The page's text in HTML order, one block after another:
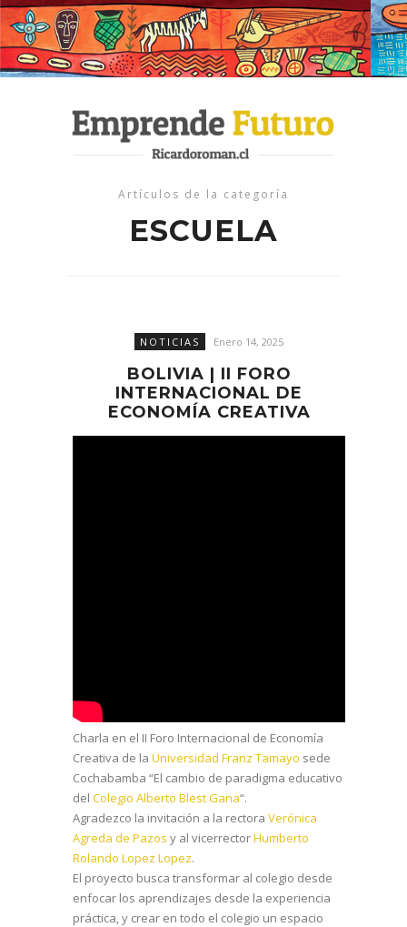
Artículos de la categoría
ESCUELA
NOTICIAS Enero 14, 2025
BOLIVIA | II FORO
INTERNACIONAL DE
ECONOMÍA CREATIVA
Charla en el II Foro Internacional de Economía
Creativa de la Universidad Franz Tamayo sede
Cochabamba “El cambio de paradigma educativo
del Colegio Alberto Blest Gana“.
Agradezco la invitación a la rectora Verónica
Agreda de Pazos y al vicerrectorHumberto
Rolando Lopez Lopez.
El proyecto busca transformar al colegio desde
enfocar los aprendizajes desde la experiencia
práctica, y crear en todo el colegio un espacio